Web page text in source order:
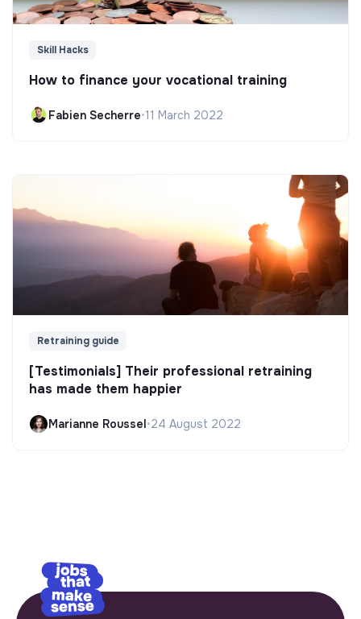
Skill Hacks
How to finance your vocational training
Fabien Secherre•11 March 2022
Retraining guide
[Testimonials] Their professional retraining
has made them happier
Marianne Roussel•24 August 2022